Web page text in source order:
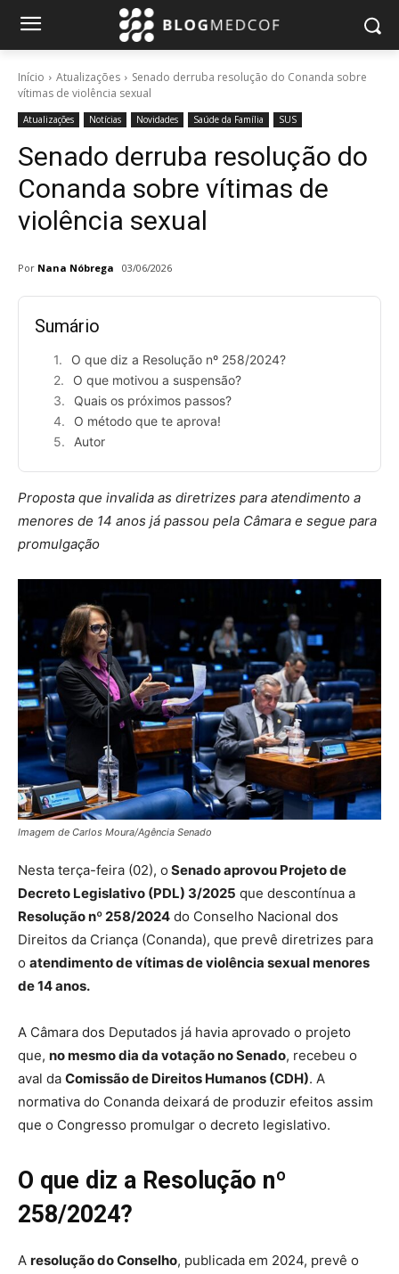
Início Atualizações
Senado derruba resolução do Conanda sobre
vítimas de violência sexual
Atualizações Notícias Novidades Saúde da Família SUS
Senado derruba resolução do
Conanda sobre vítimas de
violência sexual
Por Nana Nóbrega 03/06/2026
Sumário
O que diz a Resolução nº 258/2024?
O que motivou a suspensão?
Quais os próximos passos?
O método que te aprova!
Autor
Proposta que invalida as diretrizes para atendimento a
menores de 14 anos já passou pela Câmara e segue para
promulgação
Imagem de Carlos Moura/Agência Senado
Nesta terça-feira (02), o Senado aprovou Projeto de
Decreto Legislativo (PDL) 3/2025 que descontínua a
Resolução nº 258/2024 do Conselho Nacional dos
Direitos da Criança (Conanda), que prevê diretrizes para
o atendimento de vítimas de violência sexual menores
de 14 anos.
A Câmara dos Deputados já havia aprovado o projeto
que, no mesmo dia da votação no Senado, recebeu o
aval da Comissão de Direitos Humanos (CDH). A
normativa do Conanda deixará de produzir efeitos assim
que o Congresso promulgar o decreto legislativo.
O que diz a Resolução nº
258/2024?
A resolução do Conselho, publicada em 2024, prevê o